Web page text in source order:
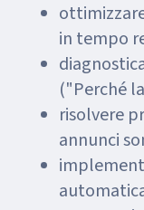
in tempo
("Perché
risolvere
annunci